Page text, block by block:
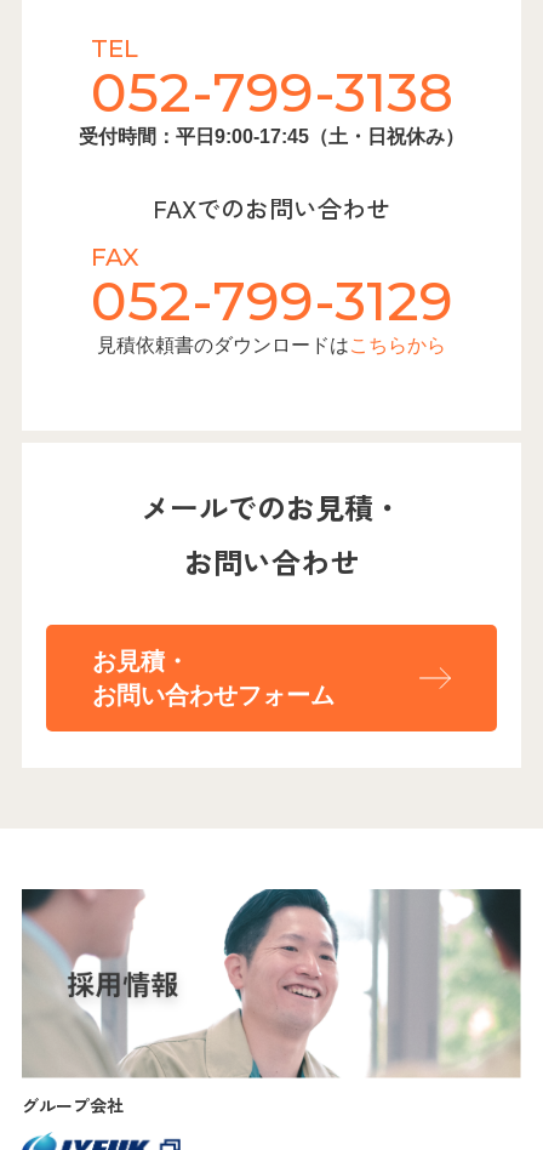
TEL
052-799-3138
受付時間：平日9:00-17:45（土・日祝休み）
FAXでのお問い合わせ
FAX
052-799-3129
見積依頼書のダウンロードはこちらから
メールでのお見積・
お問い合わせ
お見積・
お問い合わせフォーム
グループ会社